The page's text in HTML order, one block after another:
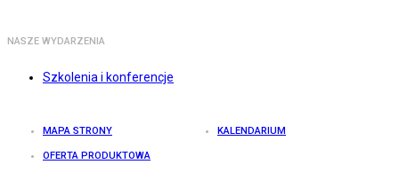
NASZE WYDARZENIA
Szkolenia i konferencje
MAPA STRONY KALENDARIUM
OFERTA PRODUKTOWA